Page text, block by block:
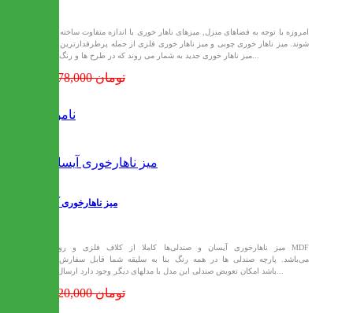
شوند. میز ناهار خوری چوبی و میز ناهار خوری فلزی از جمله پرطرفدارترین مدل
میز ناهار خوری جدید به شمار می روند که در طرح ها و رنگ های...
17,778,000 تومان
ناموجود
میز ناهارخوری آیسان
میز ناهارخوری آیسان و صندلی‌ها کاملا از کلاف فلزی و روکش MDF
می‌باشد. پارچه صندلی ها در همه رنگ بنا به سلیقه شما قابل سفارش می
18,320,000 تومان